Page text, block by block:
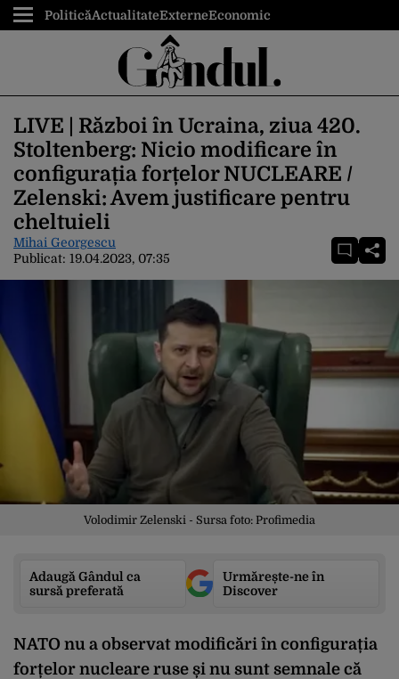
PoliticăActualitateExterneEconomic
LIVE | Război în Ucraina, ziua 420.
Stoltenberg: Nicio modificare în
configurația forțelor NUCLEARE /
Zelenski: Avem justificare pentru
cheltuieli
Mihai Georgescu
Publicat: 19.04.2023, 07:35
Volodimir Zelenski - Sursa foto: Profimedia
Adaugă Gândul ca
sursă preferată
Urmărește-ne în
Discover
NATO nu a observat modificări în configurația
forțelor nucleare ruse și nu sunt semnale că